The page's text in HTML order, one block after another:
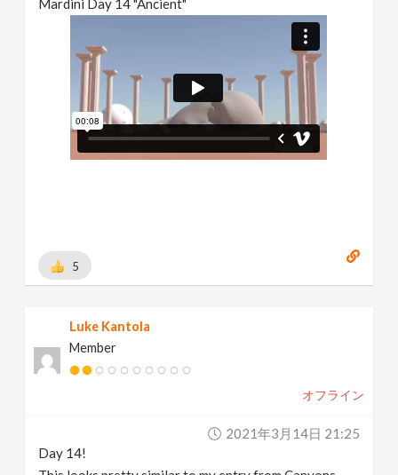
Mardini Day 14 "Ancient"
5
Luke Kantola
Member
オフライン
2021年3月14日 21:25
Day 14!